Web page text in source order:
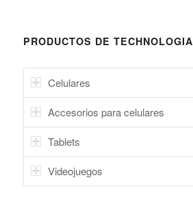
PRODUCTOS DE TECHNOLOGIA
Celulares
Accesorios para celulares
Tablets
Videojuegos